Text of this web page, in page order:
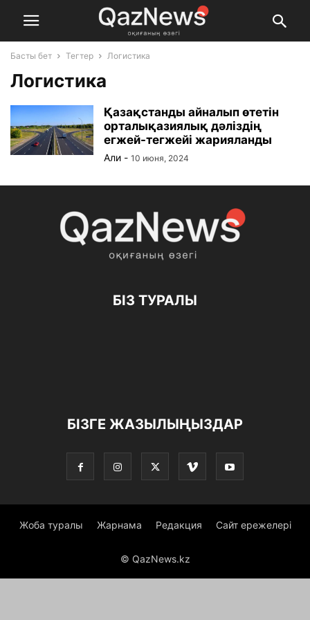
Басты бет Тегтер Логистика
Логистика
Қазақстанды айналып өтетін
орталықазиялық дәліздің
егжей-тегжейі жарияланды
Али - 10 июня, 2024
БІЗ ТУРАЛЫ
БІЗГЕ ЖАЗЫЛЫҢЫЗДАР
Жоба туралы Жарнама Редакция Сайт ережелері
© QazNews.kz